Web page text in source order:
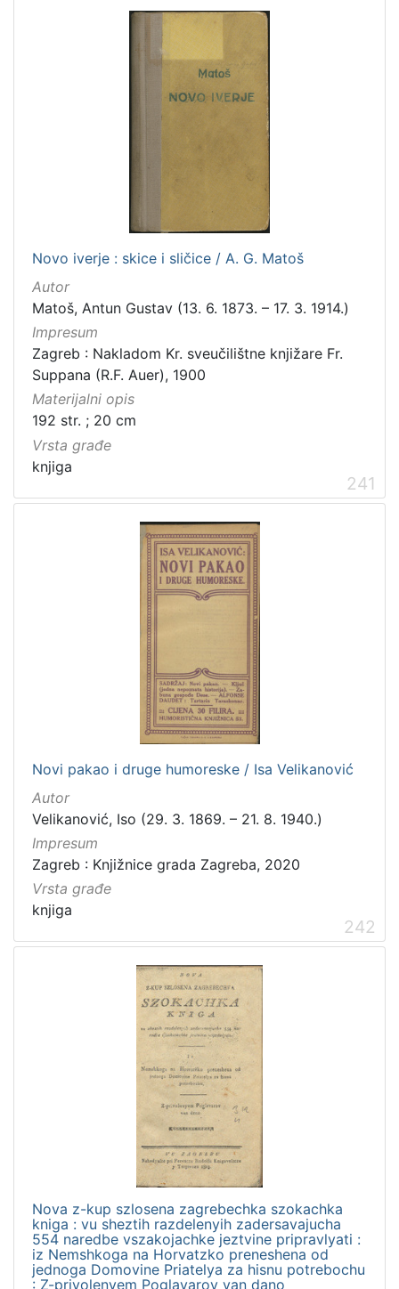
Novo iverje : skice i sličice / A. G. Matoš
Autor
Matoš, Antun Gustav (13. 6. 1873. – 17. 3. 1914.)
Impresum
Zagreb : Nakladom Kr. sveučilištne knjižare Fr.
Suppana (R.F. Auer), 1900
Materijalni opis
192 str. ; 20 cm
Vrsta građe
knjiga
241
Novi pakao i druge humoreske / Isa Velikanović
Autor
Velikanović, Iso (29. 3. 1869. – 21. 8. 1940.)
Impresum
Zagreb : Knjižnice grada Zagreba, 2020
Vrsta građe
knjiga
242
Nova z-kup szlosena zagrebechka szokachka
kniga : vu sheztih razdelenyih zadersavajucha
554 naredbe vszakojachke jeztvine pripravlyati :
iz Nemshkoga na Horvatzko preneshena od
jednoga Domovine Priatelya za hisnu potrebochu
: Z-privolenyem Poglavarov van dano